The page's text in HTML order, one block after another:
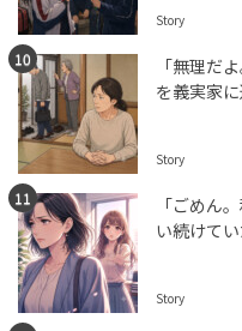
Story
「無理だ
を義実家
Story
「ごめん
い続けて
Story